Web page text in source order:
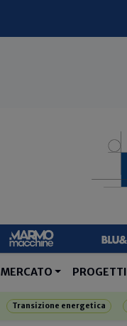
MERCATO PROGETTI
Transizione energetica